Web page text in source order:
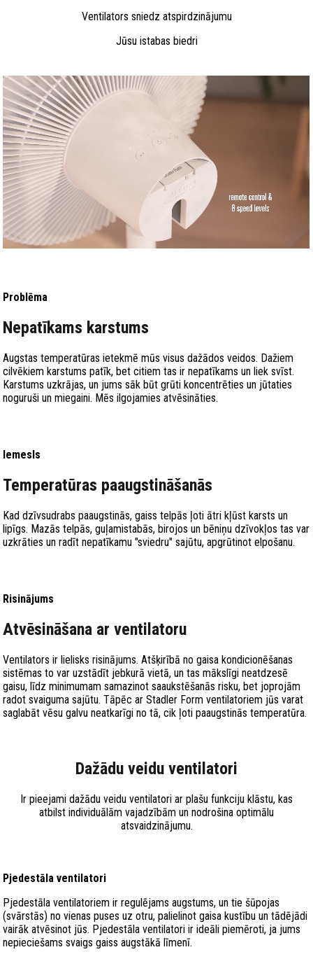
Ventilators sniedz atspirdzinājumu
Jūsu istabas biedri
Problēma
Nepatīkams karstums
Augstas temperatūras ietekmē mūs visus dažādos veidos. Dažiem
cilvēkiem karstums patīk, bet citiem tas ir nepatīkams un liek svīst.
Karstums uzkrājas, un jums sāk būt grūti koncentrēties un jūtaties
noguruši un miegaini. Mēs ilgojamies atvēsināties.
Iemesls
Temperatūras paaugstināšanās
Kad dzīvsudrabs paaugstinās, gaiss telpās ļoti ātri kļūst karsts un
lipīgs. Mazās telpās, guļamistabās, birojos un bēniņu dzīvokļos tas var
uzkrāties un radīt nepatīkamu "sviedru" sajūtu, apgrūtinot elpošanu.
Risinājums
Atvēsināšana ar ventilatoru
Ventilators ir lielisks risinājums. Atšķirībā no gaisa kondicionēšanas
sistēmas to var uzstādīt jebkurā vietā, un tas mākslīgi neatdzesē
gaisu, līdz minimumam samazinot saaukstēšanās risku, bet joprojām
radot svaiguma sajūtu. Tāpēc ar Stadler Form ventilatoriem jūs varat
saglabāt vēsu galvu neatkarīgi no tā, cik ļoti paaugstinās temperatūra.
Dažādu veidu ventilatori
Ir pieejami dažādu veidu ventilatori ar plašu funkciju klāstu, kas
atbilst individuālām vajadzībām un nodrošina optimālu
atsvaidzinājumu.
Pjedestāla ventilatori
Pjedestāla ventilatoriem ir regulējams augstums, un tie šūpojas
(svārstās) no vienas puses uz otru, palielinot gaisa kustību un tādējādi
vairāk atvēsinot jūs. Pjedestāla ventilatori ir ideāli piemēroti, ja jums
nepieciešams svaigs gaiss augstākā līmenī.